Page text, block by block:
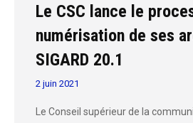
Le CSC lance le
numérisation de ses
SIGARD 20.1
2 juin 2021
Le Conseil supérieur de la